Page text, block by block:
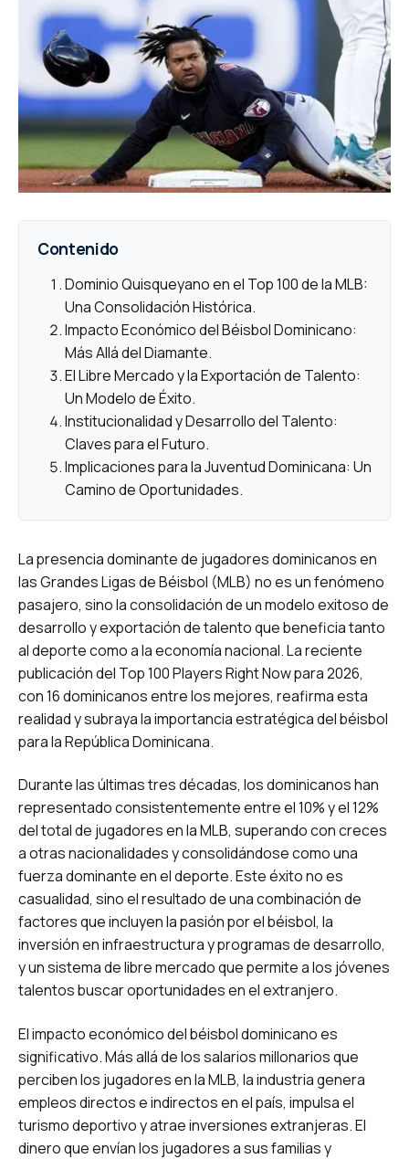
Contenido
Dominio Quisqueyano en el Top 100 de la MLB:
Una Consolidación Histórica.
Impacto Económico del Béisbol Dominicano:
Más Allá del Diamante.
El Libre Mercado y la Exportación de Talento:
Un Modelo de Éxito.
Institucionalidad y Desarrollo del Talento:
Claves para el Futuro.
Implicaciones para la Juventud Dominicana: Un
Camino de Oportunidades.
La presencia dominante de jugadores dominicanos en
las Grandes Ligas de Béisbol (MLB) no es un fenómeno
pasajero, sino la consolidación de un modelo exitoso de
desarrollo y exportación de talento que beneficia tanto
al deporte como a la economía nacional. La reciente
publicación del Top 100 Players Right Now para 2026,
con 16 dominicanos entre los mejores, reafirma esta
realidad y subraya la importancia estratégica del béisbol
para la República Dominicana.
Durante las últimas tres décadas, los dominicanos han
representado consistentemente entre el 10% y el 12%
del total de jugadores en la MLB, superando con creces
a otras nacionalidades y consolidándose como una
fuerza dominante en el deporte. Este éxito no es
casualidad, sino el resultado de una combinación de
factores que incluyen la pasión por el béisbol, la
inversión en infraestructura y programas de desarrollo,
y un sistema de libre mercado que permite a los jóvenes
talentos buscar oportunidades en el extranjero.
El impacto económico del béisbol dominicano es
significativo. Más allá de los salarios millonarios que
perciben los jugadores en la MLB, la industria genera
empleos directos e indirectos en el país, impulsa el
turismo deportivo y atrae inversiones extranjeras. El
dinero que envían los jugadores a sus familias y